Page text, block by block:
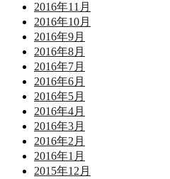
2016年11月
2016年10月
2016年9月
2016年8月
2016年7月
2016年6月
2016年5月
2016年4月
2016年3月
2016年2月
2016年1月
2015年12月